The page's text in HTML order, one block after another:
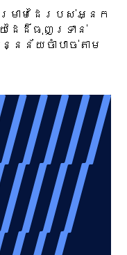
រាមដៃរបស់អ្នក
យដៃដ៏ធុញទ្រាន់
នន័យចាំបាច់តាម